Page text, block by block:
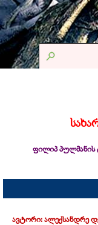
ფილიპ პულმანის
ავტორი: ალექსანდრე